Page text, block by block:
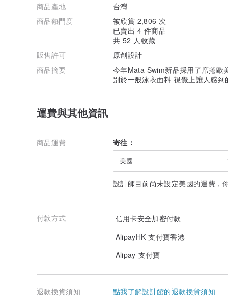
商品產地
台灣
商品熱門度
被欣賞 2,806 次
已賣出 4 件商品
共 52 人收藏
販售許可
原創設計
商品摘要
今年Mata Swim新品採用了席捲歐
別於一般泳衣面料 視覺上讓人感
運費與其他資訊
商品運費 寄往：
美國
設計師目前尚未設定美國的運費，
付款方式
信用卡安全加密付款
AlipayHK 支付寶香港
Alipay 支付寶
退款換貨須知 點我了解設計館的退款換貨須知